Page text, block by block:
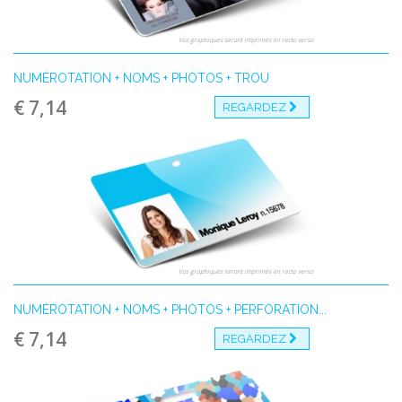
Vos graphiques seront imprimés en recto verso
NUMÉROTATION + NOMS + PHOTOS + TROU
€ 7,14 REGARDEZ
Vos graphiques seront imprimés en recto verso
NUMÉROTATION + NOMS + PHOTOS + PERFORATION...
€ 7,14 REGARDEZ